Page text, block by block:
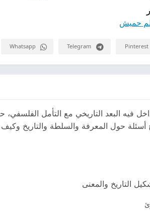
حميش
Pinterest
Telegram
Whatsapp
فيه البعد التاريخي مع التأمل
حول المعرفة والسلطة والتاريخ وكيف
التاريخ والمعنى